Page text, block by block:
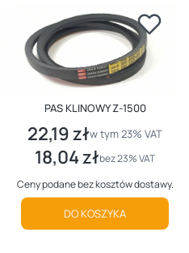
PAS KLINOWY Z-1500
Cena brutto
22,19 złw tym %s VAT
w tym23% VAT
Cena netto
18,04 złbez 23% VAT
Ceny podane bez kosztów dostawy.
DO KOSZYKA